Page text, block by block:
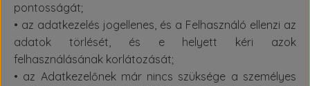
pontosságát;
• az adatkezelés jogellenes, és a Felhasználó ellenzi az
adatok törlését, és e helyett kéri azok
felhasználásának korlátozását;
• az Adatkezelőnek már nincs szüksége a személyes